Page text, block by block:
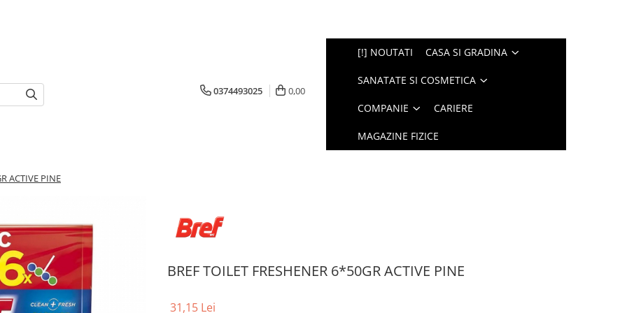
0374493025 0,00
[!] NOUTATI CASA SI GRADINA
SANATATE SI COSMETICA
COMPANIE CARIERE
MAGAZINE FIZICE
ACTIVE PINE
BREF TOILET FRESHENER 6*50GR ACTIVE PINE
31,15 Lei